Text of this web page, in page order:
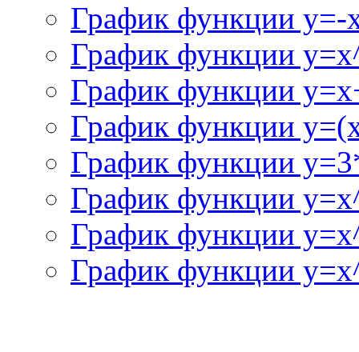
График функции
График функции
График функции
График функции
График функции
График функции
График функции
График функции